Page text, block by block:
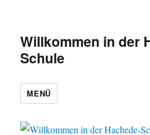
Willkommen in der
Schule
MENÜ